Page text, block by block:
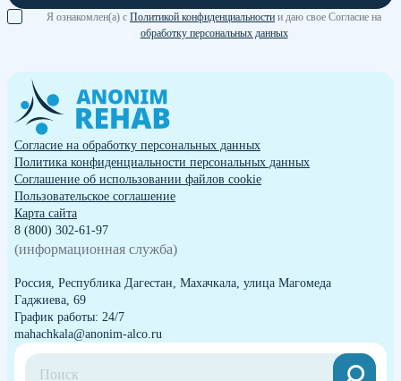
Я ознакомлен(а) с Политикой конфиденциальности и даю свое Согласие на
обработку персональных данных
Согласие на обработку персональных данных
Политика конфиденциальности персональных данных
Cоглашение об использовании файлов cookie
Пользовательское соглашение
Карта сайта
8 (800) 302-61-97
(информационная служба)
Россия, Республика Дагестан, Махачкала, улица Магомеда
Гаджиева, 69
График работы: 24/7
mahachkala@anonim-alco.ru